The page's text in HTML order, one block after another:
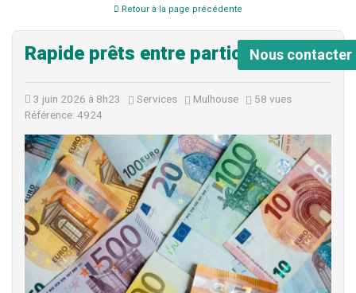
Retour à la page précédente
Rapide prêts entre particuliers
3 juin 2026 à 8h23 Services Mulhouse
58 vues
Référence: 4924
Nous contacter